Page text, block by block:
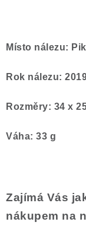
Místo nálezu:
Rok nálezu:
Rozměry: 34 x
Váha: 33 g
Zajímá Vás
nákupem na